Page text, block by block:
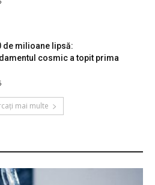
de milioane lipsă:
cosmic a topit prima
mai multe